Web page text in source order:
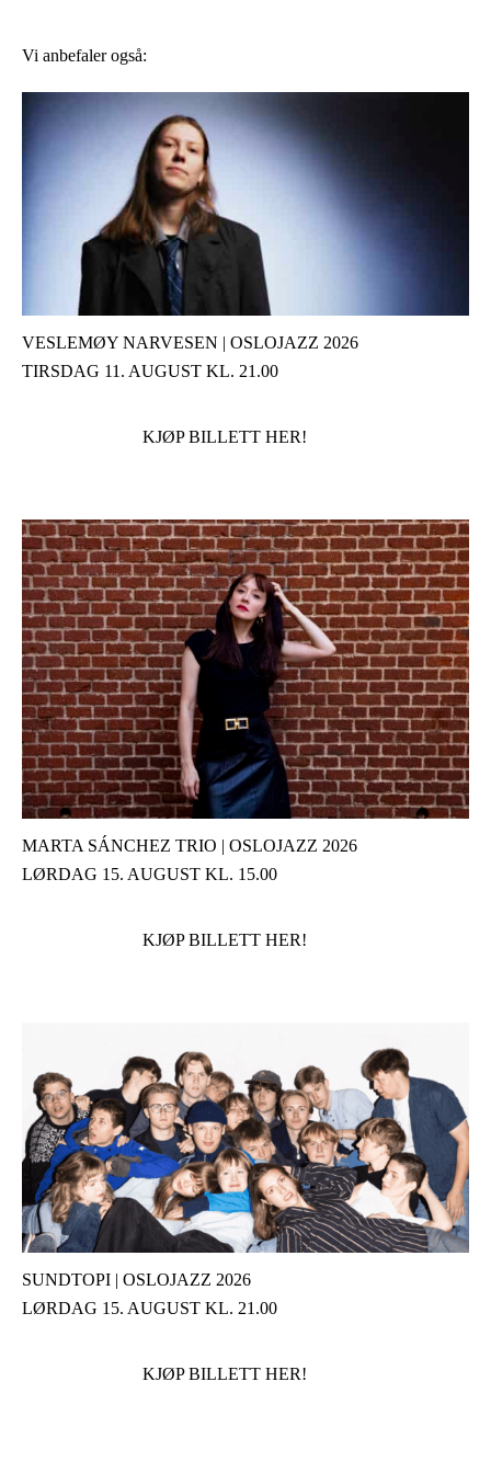
Vi anbefaler også:
VESLEMØY NARVESEN | OSLOJAZZ 2026
TIRSDAG 11. AUGUST KL. 21.00
KJØP BILLETT HER!
MARTA SÁNCHEZ TRIO | OSLOJAZZ 2026
LØRDAG 15. AUGUST KL. 15.00
KJØP BILLETT HER!
SUNDTOPI | OSLOJAZZ 2026
LØRDAG 15. AUGUST KL. 21.00
KJØP BILLETT HER!